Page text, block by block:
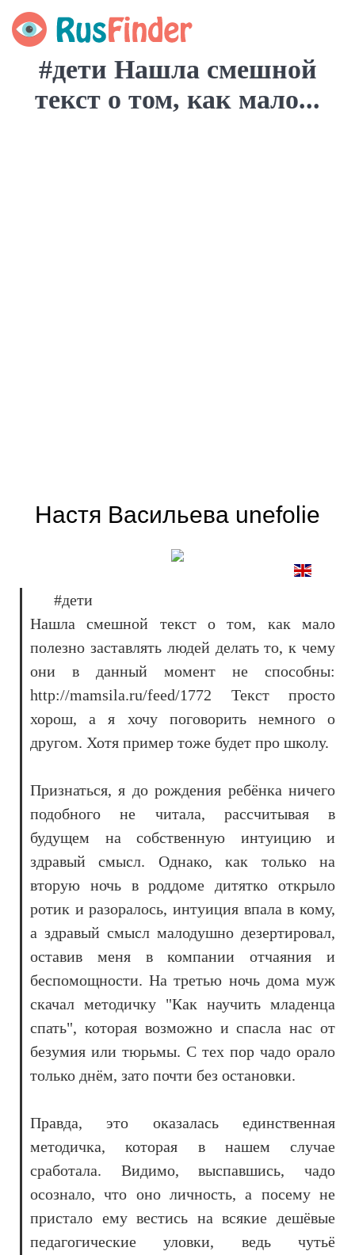
#дети Нашла смешной
текст о том, как мало...
Настя Васильева unefolie
#дети
Нашла смешной текст о том, как мало
полезно заставлять людей делать то, к чему
они в данный момент не способны:
http://mamsila.ru/feed/1772 Текст просто
хорош, а я хочу поговорить немного о
другом. Хотя пример тоже будет про школу.
Признаться, я до рождения ребёнка ничего
подобного не читала, рассчитывая в
будущем на собственную интуицию и
здравый смысл. Однако, как только на
вторую ночь в роддоме дитятко открыло
ротик и разоралось, интуиция впала в кому,
а здравый смысл малодушно дезертировал,
оставив меня в компании отчаяния и
беспомощности. На третью ночь дома муж
скачал методичку "Как научить младенца
спать", которая возможно и спасла нас от
безумия или тюрьмы. С тех пор чадо орало
только днём, зато почти без остановки.
Правда, это оказалась единственная
методичка, которая в нашем случае
сработала. Видимо, выспавшись, чадо
осознало, что оно личность, а посему не
пристало ему вестись на всякие дешёвые
педагогические уловки, ведь чутьё